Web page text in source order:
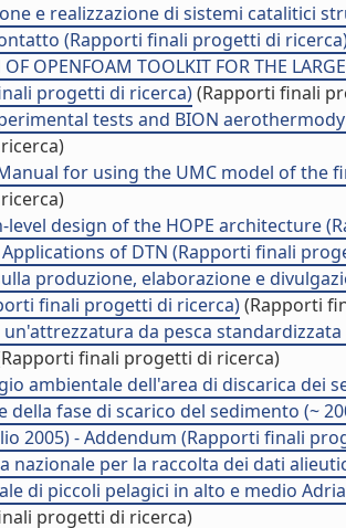
e realizzazione di sistemi catalitici
(Rapporti finali progetti di
OPENFOAM TOOLKIT FOR THE
progetti di ricerca)(Rapporti finali
tests and BION
for using the UMC model of the
level design of the HOPE architecture
Applications of DTN (Rapporti finali
produzione, elaborazione e
finali progetti di ricerca)(Rapporti
da pesca
finali progetti di ricerca)
ambientale dell'area di discarica
della fase di scarico del sedimento (~
2005) - Addendum (Rapporti finali
nazionale per la raccolta dei dati
di piccoli pelagici in alto e medio
progetti di ricerca)